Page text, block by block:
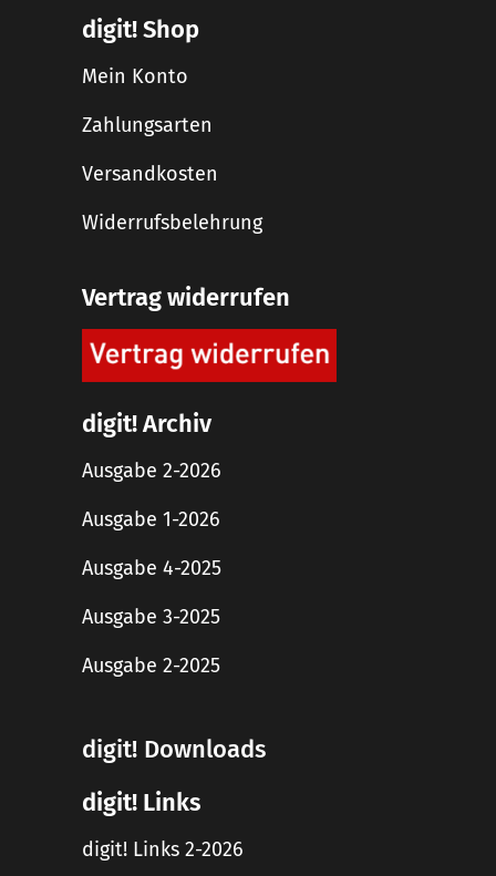
digit! Shop
Mein Konto
Zahlungsarten
Versandkosten
Widerrufsbelehrung
Vertrag widerrufen
digit! Archiv
Ausgabe 2-2026
Ausgabe 1-2026
Ausgabe 4-2025
Ausgabe 3-2025
Ausgabe 2-2025
digit! Downloads
digit! Links
digit! Links 2-2026